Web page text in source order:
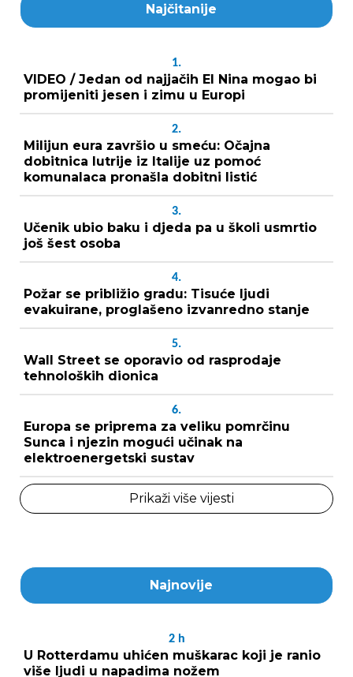
Najčitanije
1.
VIDEO / Jedan od najjačih El Nina mogao bi
promijeniti jesen i zimu u Europi
2.
Milijun eura završio u smeću: Očajna
dobitnica lutrije iz Italije uz pomoć
komunalaca pronašla dobitni listić
3.
Učenik ubio baku i djeda pa u školi usmrtio
još šest osoba
4.
Požar se približio gradu: Tisuće ljudi
evakuirane, proglašeno izvanredno stanje
5.
Wall Street se oporavio od rasprodaje
tehnoloških dionica
6.
Europa se priprema za veliku pomrčinu
Sunca i njezin mogući učinak na
elektroenergetski sustav
Prikaži više vijesti
Najnovije
2 h
U Rotterdamu uhićen muškarac koji je ranio
više ljudi u napadima nožem